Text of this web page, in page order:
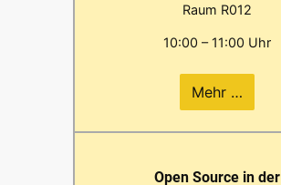
Raum R012
10:00 – 11:00 Uhr
Mehr …
Open Source in der